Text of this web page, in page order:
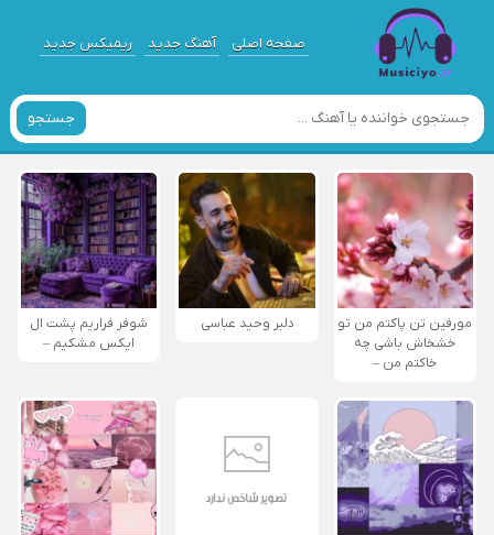
صفحه اصلی آهنگ جدید ریمیکس جدید
جستجو
مورفین تن پاکتم من تو
خشخاش باشی چه
خاکتم من –
دلبر وحید عباسی
شوفر فراریم پشت ال
ایکس مشکیم –